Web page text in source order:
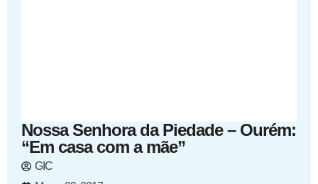
Nossa Senhora da Piedade – Ourém:
“Em casa com a mãe”
GIC